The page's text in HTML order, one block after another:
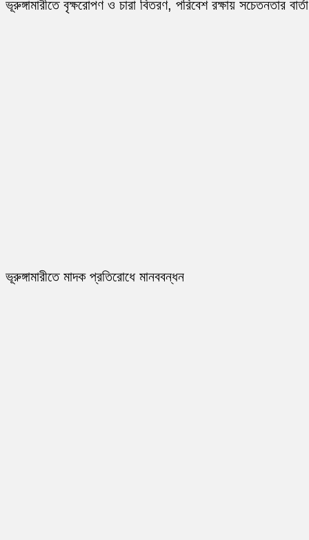
ভূরুঙ্গামারীতে বৃক্ষরোপণ ও চারা বিতরণ, পরিবেশ রক্ষায় সচেতনতার বার্তা
ভূরুঙ্গামারীতে মাদক প্রতিরোধে মানববন্ধন